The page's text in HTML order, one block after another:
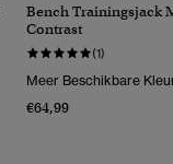
Bench Trainingsjack
Contrast
(1)
Meer Beschikbare
€64,99